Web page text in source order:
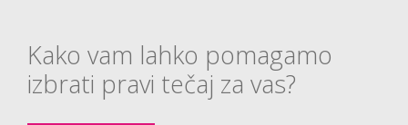
Kako vam lahko pomagamo
izbrati pravi tečaj za vas?